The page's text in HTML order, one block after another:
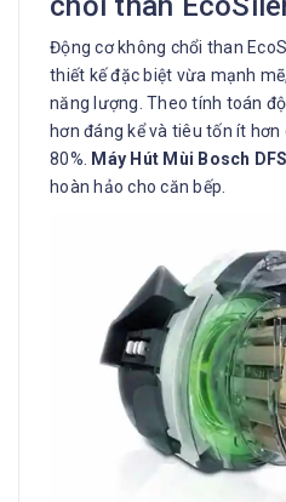
Động cơ không chổi than
thiết kế đặc biệt vừa mạnh
năng lượng. Theo tính toán
hơn đáng kể và tiêu tốn ít
80%.
Máy Hút Mùi Bosch
hoàn hảo cho căn bếp.